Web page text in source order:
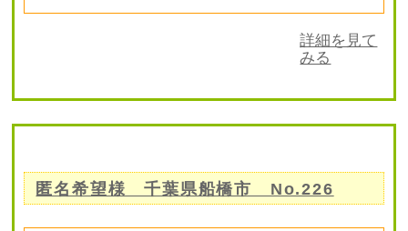
詳細を見て
みる
匿名希望様 千葉県船橋市 No.226